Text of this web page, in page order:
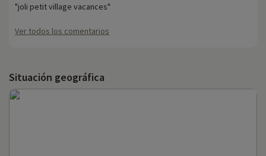
"joli petit village vacances"
Ver todos los comentarios
Situación geográfica